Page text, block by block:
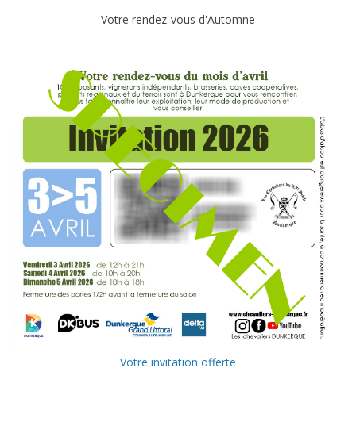
Votre rendez-vous d'Automne
Votre invitation offerte